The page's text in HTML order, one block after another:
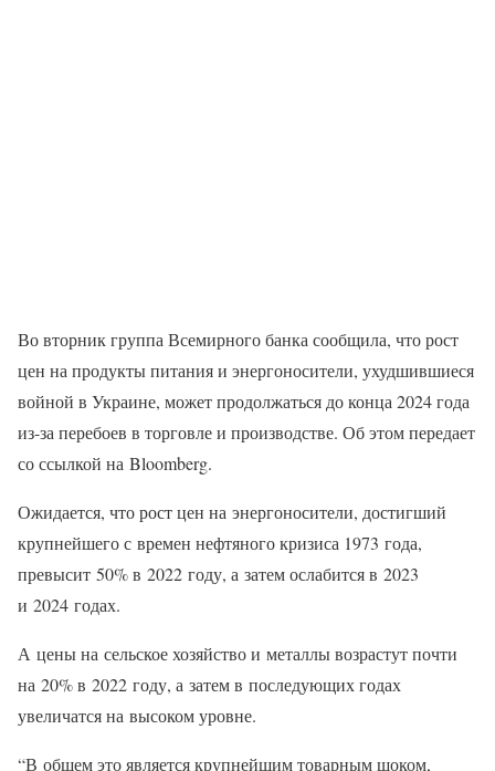
Во вторник группа Всемирного банка сообщила, что рост
цен на продукты питания и энергоносители, ухудшившиеся
войной в Украине, может продолжаться до конца 2024 года
из-за перебоев в торговле и производстве. Об этом передает
со ссылкой на Bloomberg.
Ожидается, что рост цен на энергоносители, достигший
крупнейшего с времен нефтяного кризиса 1973 года,
превысит 50% в 2022 году, а затем ослабится в 2023
и 2024 годах.
А цены на сельское хозяйство и металлы возрастут почти
на 20% в 2022 году, а затем в последующих годах
увеличатся на высоком уровне.
“В общем это является крупнейшим товарным шоком,